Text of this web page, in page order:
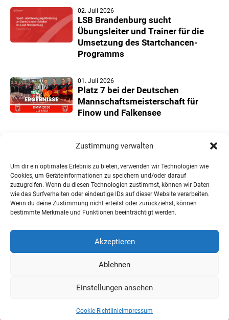
Zustimmung verwalten
Um dir ein optimales Erlebnis zu bieten, verwenden wir Technologien wie
Cookies, um Geräteinformationen zu speichern und/oder darauf
zuzugreifen. Wenn du diesen Technologien zustimmst, können wir Daten
wie das Surfverhalten oder eindeutige IDs auf dieser Website verarbeiten.
Wenn du deine Zustimmung nicht erteilst oder zurückziehst, können
bestimmte Merkmale und Funktionen beeinträchtigt werden.
Akzeptieren
Ablehnen
Einstellungen ansehen
Cookie-Richtlinie Impressum
LSB Brandenburg sucht
Übungsleiter und Trainer für die
Umsetzung des Startchancen-
Programms
02. Juli 2026
Platz 7 bei der Deutschen
Mannschaftsmeisterschaft für
Finow und Falkensee
01. Juli 2026
Neuer Teilnehmerrekord und
Landesmannschaftspokal U11/13
« Ältere Einträge